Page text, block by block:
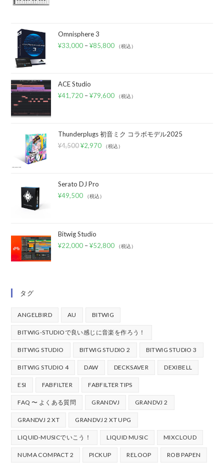
Omnisphere 3
¥33,000 –¥85,800 （税込）
ACE Studio
¥41,720 –¥79,600 （税込）
Thunderplugs 初音ミク コラボモデル2025
¥4,500 ¥2,970 （税込）
Serato DJ Pro
¥49,500 （税込）
Bitwig Studio
¥22,000 –¥52,800 （税込）
タグ
ANGELBIRD AU BITWIG
BITWIG-STUDIOで良い感じに音楽を作ろう！
BITWIG STUDIO BITWIG STUDIO 2 BITWIG STUDIO 3
BITWIG STUDIO 4 DAW DECKSAVER DEXIBELL
ESI FABFILTER FABFILTER TIPS
FAQ 〜 よくある質問 GRANDVJ GRANDVJ 2
GRANDVJ 2 XT GRANDVJ 2 XT UPG
LIQUID-MUSICでいこう！ LIQUID MUSIC MIXCLOUD
NUMA COMPACT 2 PICKUP RELOOP ROB PAPEN